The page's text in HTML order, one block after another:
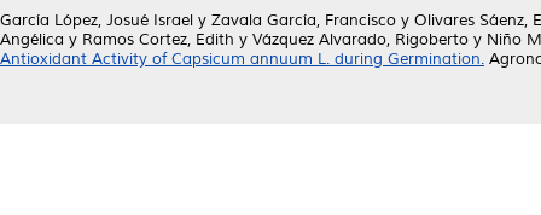
García López, Josué Israel y Zavala García, Francisco y Olivares Sáenz,
Angélica y Ramos Cortez, Edith y Vázquez Alvarado, Rigoberto y Niño
Antioxidant Activity of Capsicum annuum L. during Germination.